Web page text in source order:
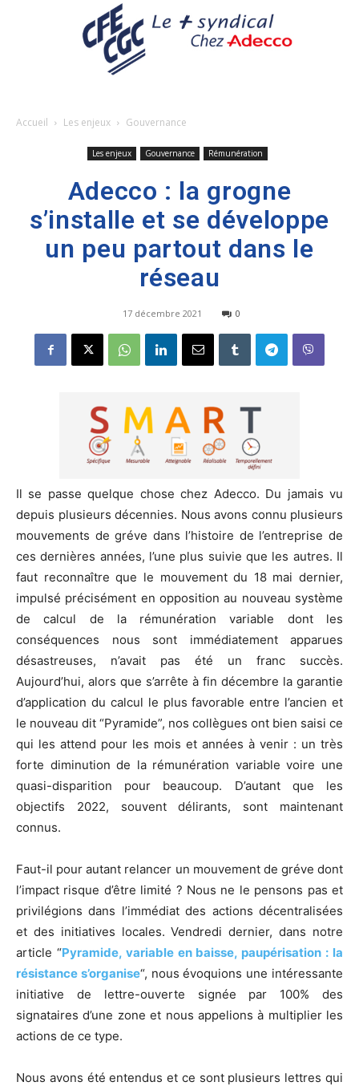
Accueil Les enjeux Gouvernance
Les enjeux Gouvernance Rémunération
Adecco : la grogne
s’installe et se développe
un peu partout dans le
réseau
17 décembre 2021 0
Il se passe quelque chose chez Adecco. Du jamais vu
depuis plusieurs décennies. Nous avons connu plusieurs
mouvements de gréve dans l’histoire de l’entreprise de
ces dernières années, l’une plus suivie que les autres. Il
faut reconnaître que le mouvement du 18 mai dernier,
impulsé précisément en opposition au nouveau système
de calcul de la rémunération variable dont les
conséquences nous sont immédiatement apparues
désastreuses, n’avait pas été un franc succès.
Aujourd’hui, alors que s’arrête à fin décembre la garantie
d’application du calcul le plus favorable entre l’ancien et
le nouveau dit “Pyramide”, nos collègues ont bien saisi ce
qui les attend pour les mois et années à venir : un très
forte diminution de la rémunération variable voire une
quasi-disparition pour beaucoup. D’autant que les
objectifs 2022, souvent délirants, sont maintenant
connus.
Faut-il pour autant relancer un mouvement de gréve dont
l’impact risque d’être limité ? Nous ne le pensons pas et
privilégions dans l’immédiat des actions décentralisées
et des initiatives locales. Vendredi dernier, dans notre
article “Pyramide, variable en baisse, paupérisation : la
résistance s’organise“, nous évoquions une intéressante
initiative de lettre-ouverte signée par 100% des
signataires d’une zone et nous appelions à multiplier les
actions de ce type.
Nous avons été entendus et ce sont plusieurs lettres qui